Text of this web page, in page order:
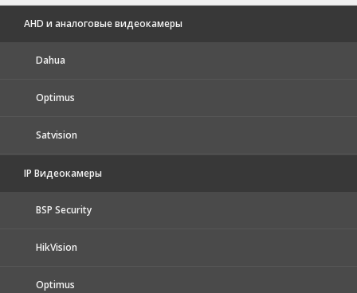
AHD и аналоговые видеокамеры
Dahua
Optimus
Satvision
IP Видеокамеры
BSP Security
HikVision
Optimus